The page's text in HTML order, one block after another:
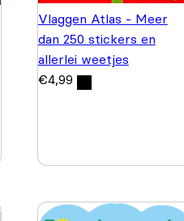
Vlaggen Atlas - Meer
dan 250 stickers en
allerlei weetjes
€4,99